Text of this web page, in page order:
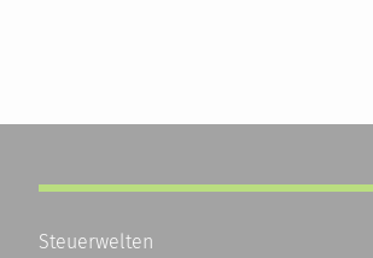
Steuerwelten